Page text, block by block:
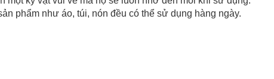
phẩm như áo, túi, nón đều có thể sử dụng hàng ngày.